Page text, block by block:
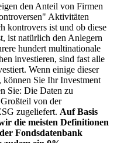
den Anteil von Firmen
Aktivitäten
kontrovers ist und ob diese
ist natürlich den Anlegern
hundert multinationale
investieren, sind fast alle
Wenn einige dieser
Sie Ihr Investment
Sie: Die Daten zu
von der
zugeliefert. Auf Basis
die meisten Definitionen
Fondsdatenbank